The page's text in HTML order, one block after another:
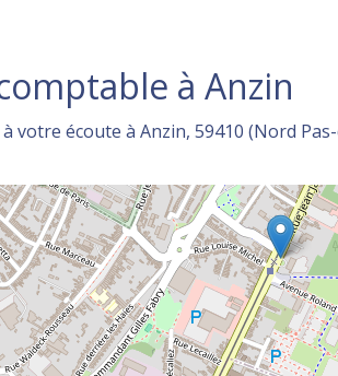
à Anzin
votre écoute à Anzin, 59410 (Nord